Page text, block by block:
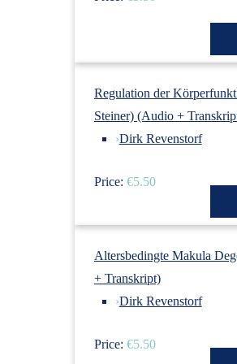
Regulation der
Steiner) (Audio +
›Dirk Revenstorf
Price: €5.50
Altersbedingte Makula
+ Transkript)
›Dirk Revenstorf
Price: €5.50